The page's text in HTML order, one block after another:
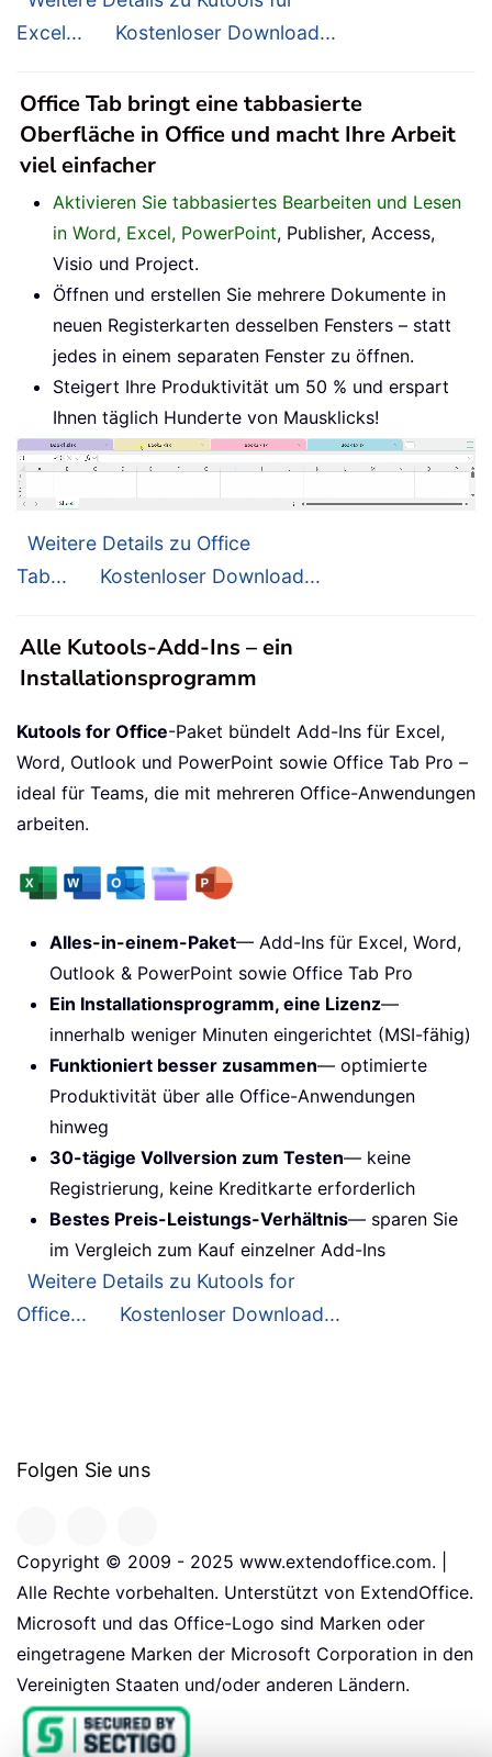
Excel...
Kostenloser Download...
Office Tab bringt eine tabbasierte
Oberfläche in Office und macht Ihre Arbeit
viel einfacher
Aktivieren Sie tabbasiertes Bearbeiten und Lesen
in Word, Excel, PowerPoint, Publisher, Access,
Visio und Project.
Öffnen und erstellen Sie mehrere Dokumente in
neuen Registerkarten desselben Fensters – statt
jedes in einem separaten Fenster zu öffnen.
Steigert Ihre Produktivität um 50 % und erspart
Ihnen täglich Hunderte von Mausklicks!
Weitere Details zu Office
Tab...
Kostenloser Download...
Alle Kutools-Add-Ins – ein
Installationsprogramm
Kutools for Office-Paket bündelt Add-Ins für Excel,
Word, Outlook und PowerPoint sowie Office Tab Pro –
ideal für Teams, die mit mehreren Office-Anwendungen
arbeiten.
Alles-in-einem-Paket— Add-Ins für Excel, Word,
Outlook & PowerPoint sowie Office Tab Pro
Ein Installationsprogramm, eine Lizenz—
innerhalb weniger Minuten eingerichtet (MSI-fähig)
Funktioniert besser zusammen— optimierte
Produktivität über alle Office-Anwendungen
hinweg
30-tägige Vollversion zum Testen— keine
Registrierung, keine Kreditkarte erforderlich
Bestes Preis-Leistungs-Verhältnis— sparen Sie
im Vergleich zum Kauf einzelner Add-Ins
Weitere Details zu Kutools for
Office...
Kostenloser Download...
Folgen Sie uns
Copyright © 2009 - 2025 www.extendoffice.com. |
Alle Rechte vorbehalten. Unterstützt von ExtendOffice.
Microsoft und das Office-Logo sind Marken oder
eingetragene Marken der Microsoft Corporation in den
Vereinigten Staaten und/oder anderen Ländern.